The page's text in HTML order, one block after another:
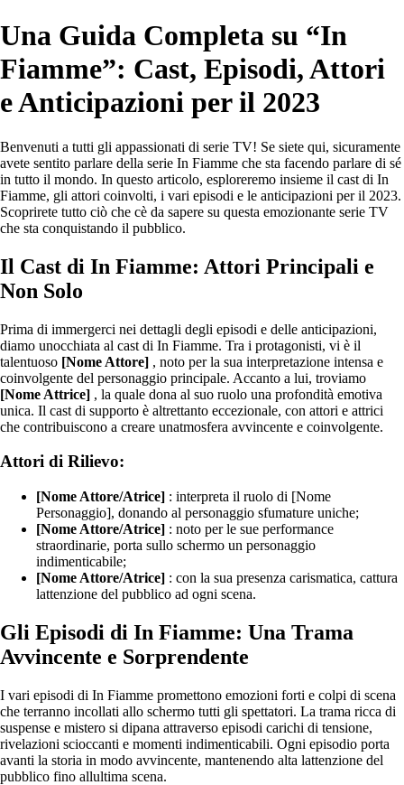
Una Guida Completa su “In
Fiamme”: Cast, Episodi, Attori
e Anticipazioni per il 2023
Benvenuti a tutti gli appassionati di serie TV! Se siete qui, sicuramente
avete sentito parlare della serie In Fiamme che sta facendo parlare di sé
in tutto il mondo. In questo articolo, esploreremo insieme il cast di In
Fiamme, gli attori coinvolti, i vari episodi e le anticipazioni per il 2023.
Scoprirete tutto ciò che cè da sapere su questa emozionante serie TV
che sta conquistando il pubblico.
Il Cast di In Fiamme: Attori Principali e
Non Solo
Prima di immergerci nei dettagli degli episodi e delle anticipazioni,
diamo unocchiata al cast di In Fiamme. Tra i protagonisti, vi è il
talentuoso [Nome Attore] , noto per la sua interpretazione intensa e
coinvolgente del personaggio principale. Accanto a lui, troviamo
[Nome Attrice] , la quale dona al suo ruolo una profondità emotiva
unica. Il cast di supporto è altrettanto eccezionale, con attori e attrici
che contribuiscono a creare unatmosfera avvincente e coinvolgente.
Attori di Rilievo:
[Nome Attore/Atrice] : interpreta il ruolo di [Nome
Personaggio], donando al personaggio sfumature uniche;
[Nome Attore/Atrice] : noto per le sue performance
straordinarie, porta sullo schermo un personaggio
indimenticabile;
[Nome Attore/Atrice] : con la sua presenza carismatica, cattura
lattenzione del pubblico ad ogni scena.
Gli Episodi di In Fiamme: Una Trama
Avvincente e Sorprendente
I vari episodi di In Fiamme promettono emozioni forti e colpi di scena
che terranno incollati allo schermo tutti gli spettatori. La trama ricca di
suspense e mistero si dipana attraverso episodi carichi di tensione,
rivelazioni scioccanti e momenti indimenticabili. Ogni episodio porta
avanti la storia in modo avvincente, mantenendo alta lattenzione del
pubblico fino allultima scena.